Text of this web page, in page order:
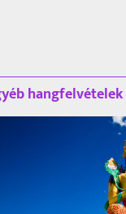
hangfelvételek